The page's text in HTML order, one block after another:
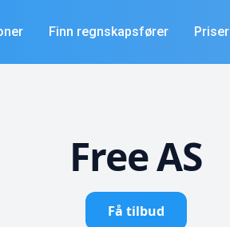
Finn regnskapsfører Priser
Free AS
Få tilbud